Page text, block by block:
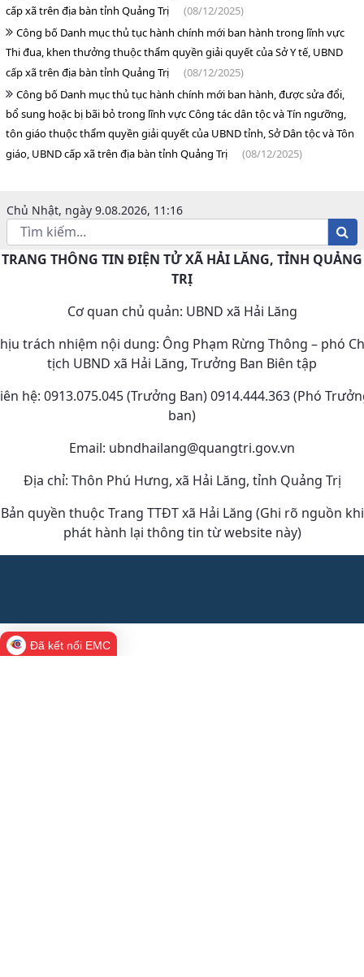
cấp xã trên địa bàn tỉnh Quảng Trị
(08/12/2025)
Công bố Danh mục thủ tục hành chính mới ban hành trong lĩnh vực
Thi đua, khen thưởng thuộc thẩm quyền giải quyết của Sở Y tế, UBND
cấp xã trên địa bàn tỉnh Quảng Trị
(08/12/2025)
Công bố Danh mục thủ tục hành chính mới ban hành, được sửa đổi,
bổ sung hoặc bị bãi bỏ trong lĩnh vực Công tác dân tộc và Tín ngưỡng,
tôn giáo thuộc thẩm quyền giải quyết của UBND tỉnh, Sở Dân tộc và Tôn
giáo, UBND cấp xã trên địa bàn tỉnh Quảng Trị
(08/12/2025)
Chủ Nhật, ngày 9.08.2026, 11:16
TRANG THÔNG TIN ĐIỆN TỬ XÃ HẢI LĂNG, TỈNH QUẢNG
TRỊ
Cơ quan chủ quản: UBND xã Hải Lăng
trách nhiệm nội dung: Ông Phạm Rừng Thông – phó
tịch UBND xã Hải Lăng, Trưởng Ban Biên tập
hệ: 0913.075.045 (Trưởng Ban) 0914.444.363 (Phó
ban)
Email: ubndhailang@quangtri.gov.vn
Địa chỉ: Thôn Phú Hưng, xã Hải Lăng, tỉnh Quảng Trị
Bản quyền thuộc Trang TTĐT xã Hải Lăng (Ghi rõ nguồn khi
phát hành lại thông tin từ website này)
Đã kết nối EMC